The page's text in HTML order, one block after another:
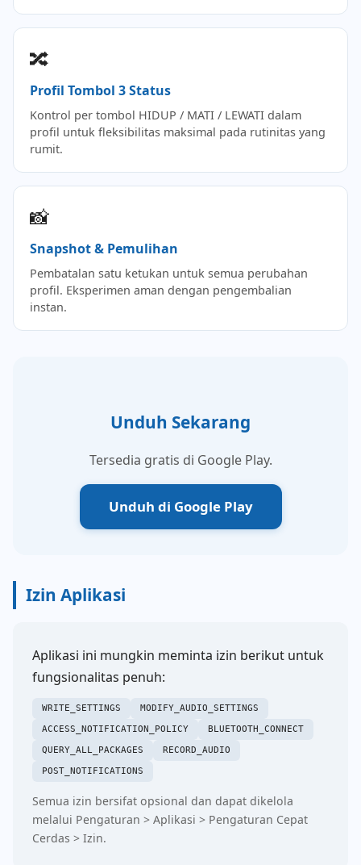
🔀
Profil Tombol 3 Status
Kontrol per tombol HIDUP / MATI / LEWATI dalam
profil untuk fleksibilitas maksimal pada rutinitas yang
rumit.
📸
Snapshot & Pemulihan
Pembatalan satu ketukan untuk semua perubahan
profil. Eksperimen aman dengan pengembalian
instan.
Unduh Sekarang
Tersedia gratis di Google Play.
Unduh di Google Play
Izin Aplikasi
Aplikasi ini mungkin meminta izin berikut untuk
fungsionalitas penuh:
WRITE_SETTINGS
MODIFY_AUDIO_SETTINGS
ACCESS_NOTIFICATION_POLICY
BLUETOOTH_CONNECT
QUERY_ALL_PACKAGES
RECORD_AUDIO
POST_NOTIFICATIONS
Semua izin bersifat opsional dan dapat dikelola
melalui Pengaturan > Aplikasi > Pengaturan Cepat
Cerdas > Izin.